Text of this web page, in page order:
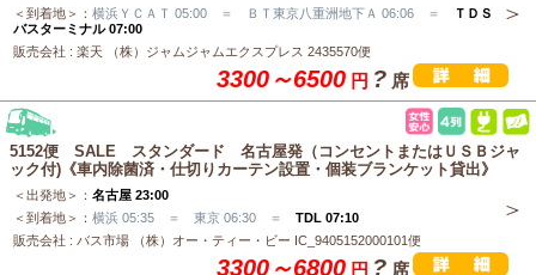
＜到着地＞： 横浜ＹＣＡＴ 05:00 ＝ ＢＴ東京八重洲地下Ａ 06:06 ＝
ＴＤＳ
バスターミナル 07:00
販売会社 : 楽天 （株）ジャムジャムエクスプレス 2435570便
3300～6500 円 ? 席
5152便 SALE スタンダード 名古屋発（コンセントまたはＵＳＢジャ
ック付)《車内除菌済・仕切りカーテン設置・個装ブランケット貸出》
＜出発地＞： 名古屋 23:00
＜到着地＞： 横浜 05:35 ＝ 東京 06:30 ＝ TDL 07:10
販売会社 : バス市場 （株）オー・ティー・ビー IC_9405152000101便
3300～6800 円 ? 席